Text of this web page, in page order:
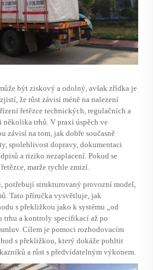
být ziskový a odolný, avšak zřídka je
že růst závisí méně na nalezení
řetězce technických, regulačních a
trhů. V praxi úspěch ve
závisí na tom, jak dobře současně
spolehlivost dopravy, dokumentaci
a riziko nezaplacení. Pokud se
marže rychle zmizí.
strukturovaný provozní model,
Tato příručka vysvětluje, jak
s překližkou jako k systému „od
trhu a kontroly specifikací až po
Cílem je pomoci rozhodovacím
s překližkou, který dokáže pohltit
a růst s předvídatelným výkonem.